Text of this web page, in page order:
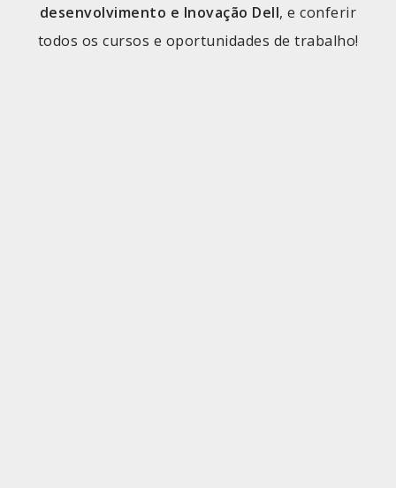
desenvolvimento e Inovação Dell, e conferir
todos os cursos e oportunidades de trabalho!